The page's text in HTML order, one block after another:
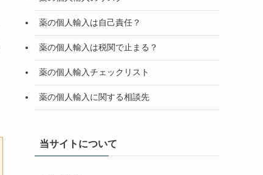
薬の個人輸入は自己責任？
薬の個人輸入は税関で止まる？
薬の個人輸入チェックリスト
薬の個人輸入に関する相談先
当サイトについて